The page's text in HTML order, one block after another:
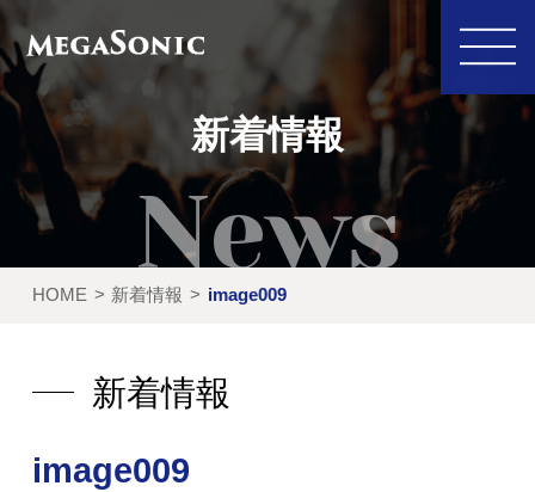
私たちにできること
イベント実績
レンタル製品
運営会社
新着情報
新着情報
HOME 新着情報 image009
新着情報
image009